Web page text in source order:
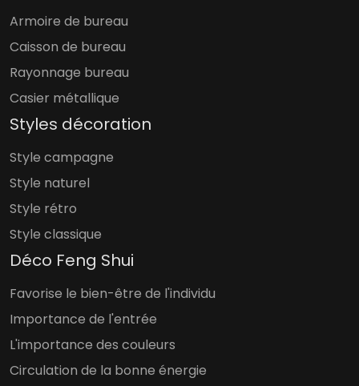
Armoire de bureau
Caisson de bureau
Rayonnage bureau
Casier métallique
Styles décoration
Style campagne
Style naturel
Style rétro
Style classique
Déco Feng Shui
Favorise le bien-être de l'individu
Importance de l'entrée
L'importance des couleurs
Circulation de la bonne énergie